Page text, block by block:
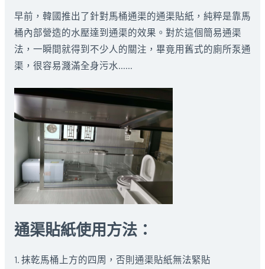
早前，韓國推出了針對馬桶通渠的通渠貼紙，純粹是靠馬
桶內部營造的水壓達到通渠的效果。對於這個簡易通渠
法，一瞬間就得到不少人的關注，畢竟用舊式的廁所泵通
渠，很容易濺滿全身污水……
通渠貼紙使用方法：
1. 抹乾馬桶上方的四周，否則通渠貼紙無法緊貼